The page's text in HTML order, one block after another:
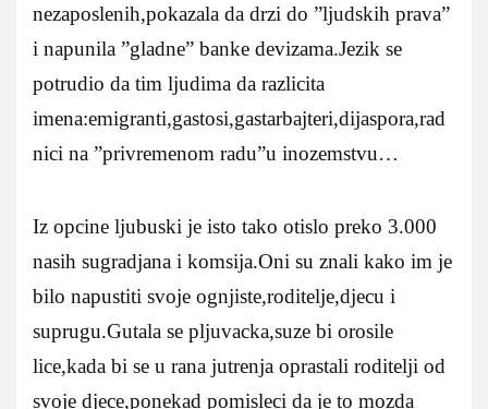
nezaposlenih,pokazala da drzi do ”ljudskih prava”
i napunila ”gladne” banke devizama.Jezik se
potrudio da tim ljudima da razlicita
imena:emigranti,gastosi,gastarbajteri,dijaspora,rad
nici na ”privremenom radu”u inozemstvu…
Iz opcine ljubuski je isto tako otislo preko 3.000
nasih sugradjana i komsija.Oni su znali kako im je
bilo napustiti svoje ognjiste,roditelje,djecu i
suprugu.Gutala se pljuvacka,suze bi orosile
lice,kada bi se u rana jutrenja oprastali roditelji od
svoje djece,ponekad pomisleci da je to mozda